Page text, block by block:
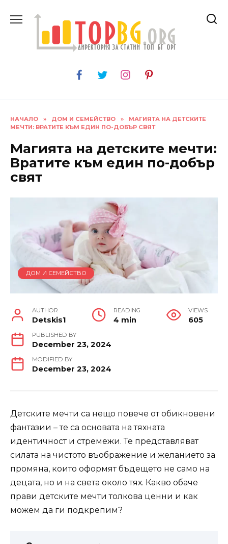
НАЧАЛО » ДОМ И СЕМЕЙСТВО »
МАГИЯТА НА ДЕТСКИТЕ
МЕЧТИ: ВРАТИТЕ КЪМ ЕДИН ПО-ДОБЪР СВЯТ
Магията на детските мечти:
Вратите към един по-добър
свят
ДОМ И СЕМЕЙСТВО
AUTHOR
Detskis1
READING
4 min
VIEWS
605
PUBLISHED BY
December 23, 2024
MODIFIED BY
December 23, 2024
Детските мечти са нещо повече от обикновени
фантазии – те са основата на тяхната
идентичност и стремежи. Те представляват
силата на чистото въображение и желанието за
промяна, които оформят бъдещето не само на
децата, но и на света около тях. Какво обаче
прави детските мечти толкова ценни и как
можем да ги подкрепим?